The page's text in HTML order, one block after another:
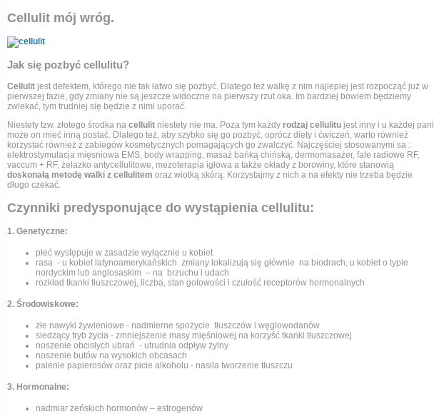
Cellulit mój wróg.
Jak się pozbyć cellulitu?
Cellulit jest defektem, którego nie tak łatwo się pozbyć. Dlatego też walkę z nim najlepiej jest rozpocząć już w
pierwszej fazie, gdy zmiany nie są jeszcze widoczne na pierwszy rzut oka. Im bardziej bowiem będziemy
zwlekać, tym trudniej się będzie z nimi uporać.
Niestety tzw. złotego środka na cellulit niestety nie ma. Poza tym każdy rodzaj cellulitu jest inny i u każdej pani
może on mieć inną postać. Dlatego też, aby szybko się go pozbyć, oprócz diety i ćwiczeń, warto również
korzystać również z zabiegów kosmetycznych pomagających go zwalczyć. Najczęściej stosowanymi sa :
elektrostymulacja mięsniowa EMS, body wrapping, masaż bańką chińską, dermomasażer, fale radiowe RF,
vaccum + RF, żelazko antycellulitowe, mezoterapia igłowa a także okłady z borowiny, które stanowią
doskonałą metodę walki z cellulitem oraz wiotką skórą. Korzystajmy z nich a na efekty nie trzeba będzie
długo czekać.
Czynniki predysponujące do wystąpienia cellulitu:
1. Genetyczne:
płeć występuje w zasadzie wyłącznie u kobiet
rasa - u kobiet latynoamerykańskich zmiany lokalizują się głównie na biodrach, u kobiet o typie
nordyckim lub anglosaskim – na brzuchu i udach
rozkład tkanki tłuszczowej, liczba, stan gotowości i czułość receptorów hormonalnych
2. Środowiskowe:
złe nawyki żywieniowe - nadmierne spożycie tłuszczów i węglowodanów
siedzący tryb życia - zmniejszenie masy mięśniowej na korzyść tkanki tłuszczowej
noszenie obcisłych ubrań - utrudnia odpływ żylny
noszenie butów na wysokich obcasach
palenie papierosów oraz picie alkoholu - nasila tworzenie tłuszczu
3. Hormonalne:
nadmiar żeńskich hormonów – estrogenów